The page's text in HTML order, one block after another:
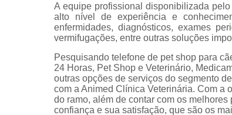
A equipe profissional disponibilizada
alto nível de experiência e
enfermidades, diagnósticos, exames
vermifugações, entre outras soluções
Pesquisando telefone de pet shop para
24 Horas, Pet Shop e Veterinário,
outras opções de serviços do segmento
com a Animed Clínica Veterinária. Com a
do ramo, além de contar com os
confiança e sua satisfação, que são os